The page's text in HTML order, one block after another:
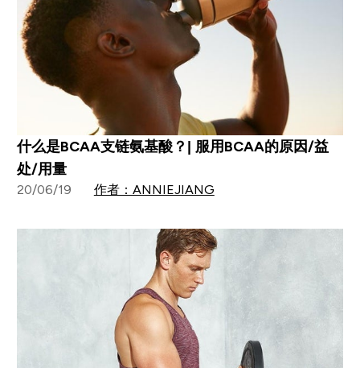
什么是BCAA支链氨基酸？| 服用BCAA的原因/益
处/用量
20/06/19 作者：ANNIEJIANG